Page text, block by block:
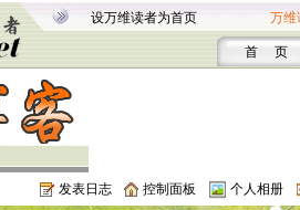
设万维读者为首页 万维
首 页
发表日志 控制面板 个人相册